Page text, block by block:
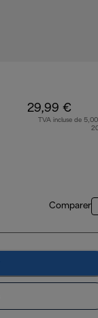
29,99 €
TVA incluse de
Comparer